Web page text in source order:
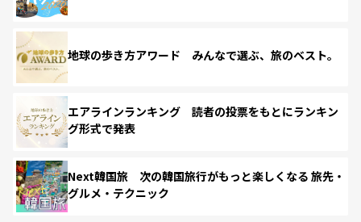
地球の歩き方アワード みんなで選ぶ、旅のベスト。
エアラインランキング 読者の投票をもとにランキン
グ形式で発表
Next韓国旅 次の韓国旅行がもっと楽しくなる 旅先・
グルメ・テクニック